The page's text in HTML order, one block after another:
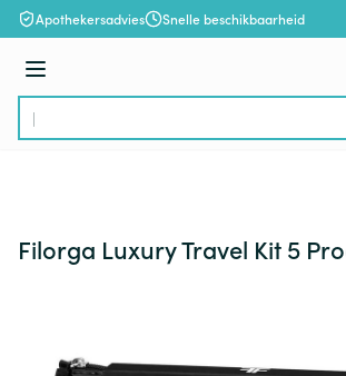
Ga naar de inhoud
Apothekersadvies Snelle beschikbaarheid
Menu
Product, merk, categorie...
Filorga Luxury Travel Kit 5